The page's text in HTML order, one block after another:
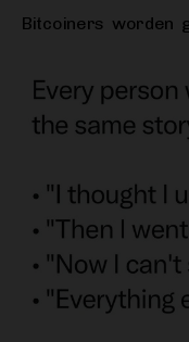
Bitcoiners worden